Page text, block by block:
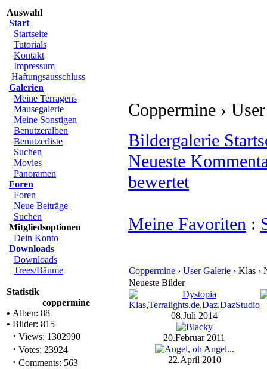
Auswahl
Start
Startseite
Tutorials
Kontakt
Impressum
Haftungsausschluss
Galerien
Meine Terragens
Mausegalerie
Meine Sonstigen
Benutzeralben
Benutzerliste
Suchen
Movies
Panoramen
Foren
Foren
Neue Beiträge
Suchen
Mitgliedsoptionen
Dein Konto
Downloads
Downloads
Trees/Bäume
Statistik
coppermine
• Alben: 88
• Bilder: 815
· Views: 1302990
· Votes: 23924
· Comments: 563
Coppermine ›
Bildergalerie
Neueste
bewertet
Meine Favoriten :
Coppermine › User Galerie › Klas ›
Neueste Bilder
08.Juli 2014
20.Februar 2011
22.April 2010